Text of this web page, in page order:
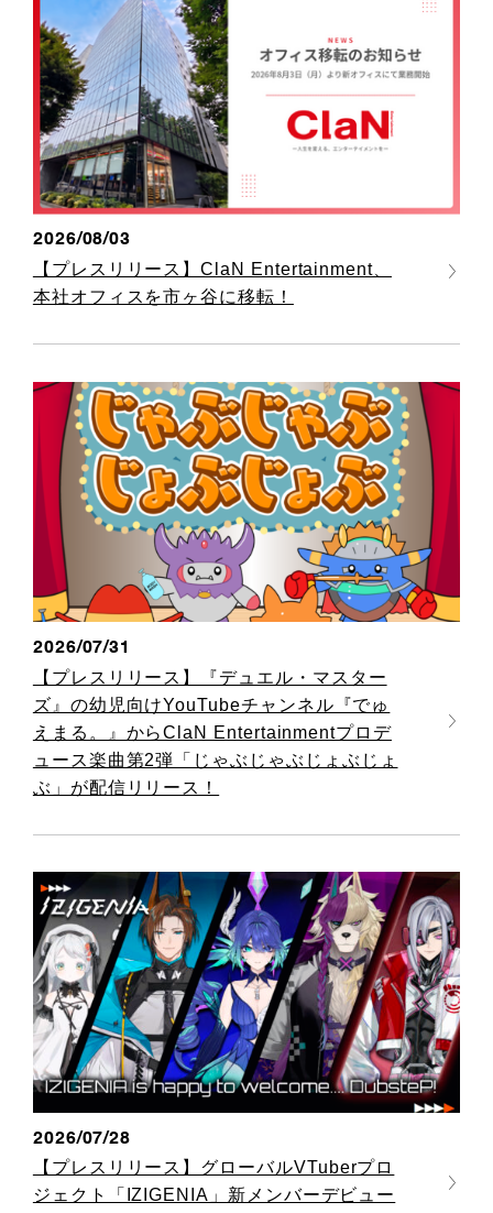
2026/08/03
【プレスリリース】ClaN Entertainment、
本社オフィスを市ヶ谷に移転！
2026/07/31
【プレスリリース】『デュエル・マスター
ズ』の幼児向けYouTubeチャンネル『でゅ
えまる。』からClaN Entertainmentプロデ
ュース楽曲第2弾「じゃぶじゃぶじょぶじょ
ぶ」が配信リリース！
2026/07/28
【プレスリリース】グローバルVTuberプロ
ジェクト「IZIGENIA」新メンバーデビュー